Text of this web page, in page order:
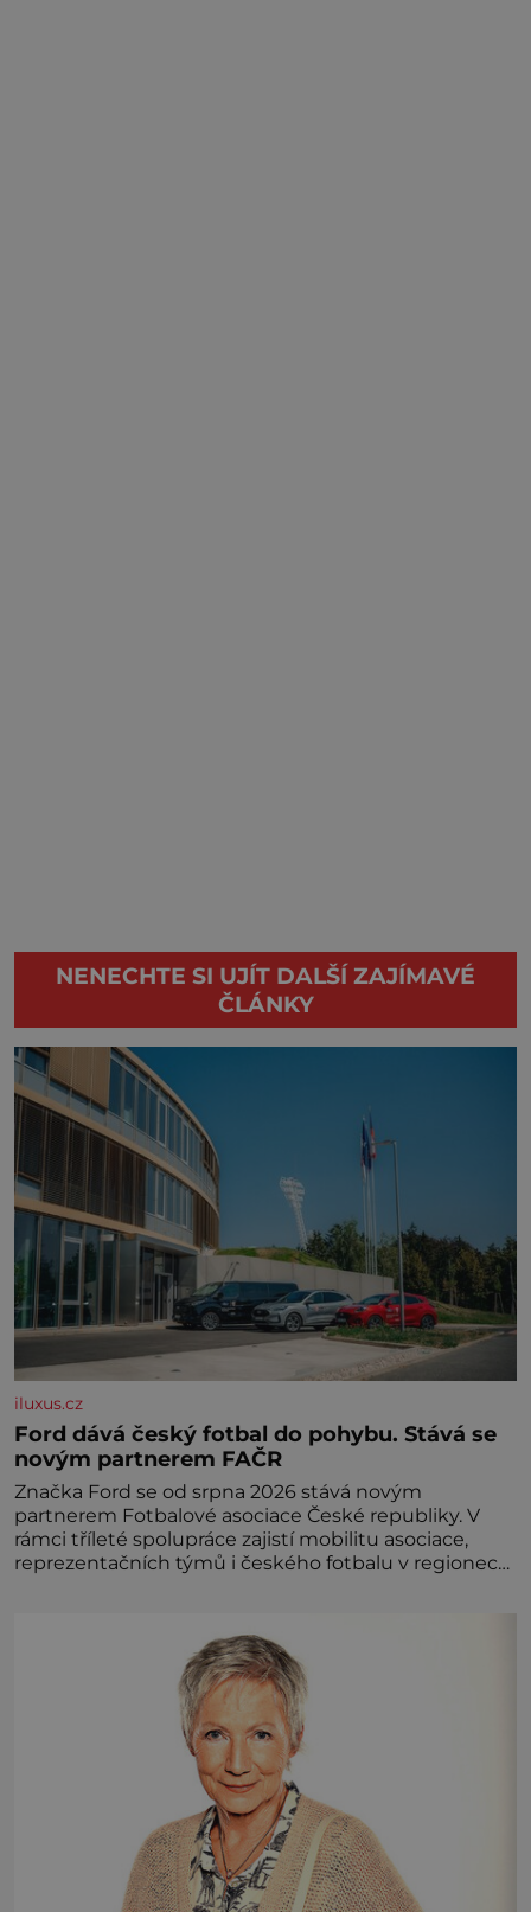
NENECHTE SI UJÍT DALŠÍ ZAJÍMAVÉ
ČLÁNKY
iluxus.cz
Ford dává český fotbal do pohybu. Stává se
novým partnerem FAČR
Značka Ford se od srpna 2026 stává novým
partnerem Fotbalové asociace České republiky. V
rámci tříleté spolupráce zajistí mobilitu asociace,
reprezentačních týmů i českého fotbalu v regionech.